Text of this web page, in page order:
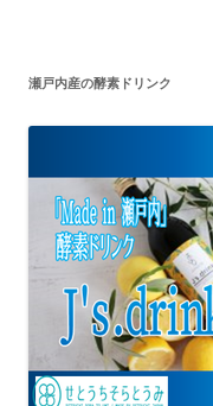
瀬戸内産の酵素ドリンク